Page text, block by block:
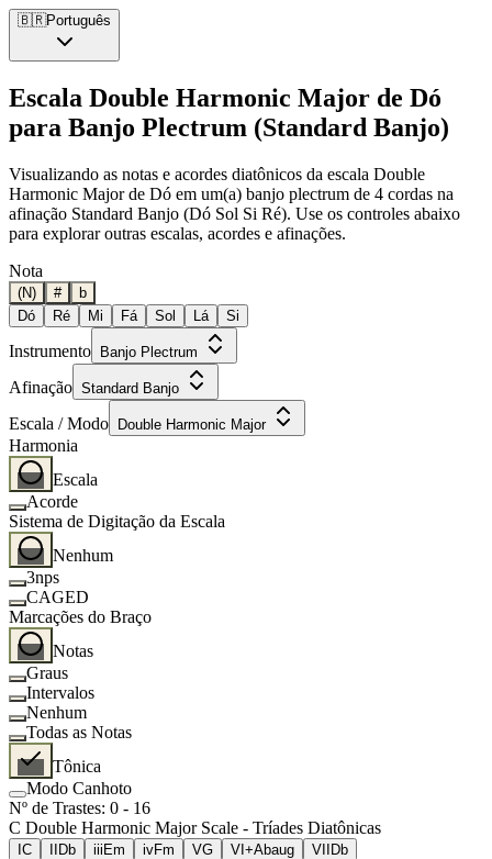
🇧🇷Português
Escala Double Harmonic Major de Dó
para Banjo Plectrum (Standard Banjo)
Visualizando as notas e acordes diatônicos da escala Double
Harmonic Major de Dó em um(a) banjo plectrum de 4 cordas na
afinação Standard Banjo (Dó Sol Si Ré). Use os controles abaixo
para explorar outras escalas, acordes e afinações.
Nota
(N) #
b
Dó
Ré Mi Fá Sol Lá Si
Instrumento Banjo Plectrum
Afinação Standard Banjo
Escala / Modo Double Harmonic Major
Harmonia
Escala
Acorde
Sistema de Digitação da Escala
Nenhum
3nps
CAGED
Marcações do Braço
Notas
Graus
Intervalos
Nenhum
Todas as Notas
Tônica
Modo Canhoto
Nº de Trastes: 0 - 16
C Double Harmonic Major Scale - Tríades Diatônicas
C Db iii Em ivFm VG VI+Abaug VII Db